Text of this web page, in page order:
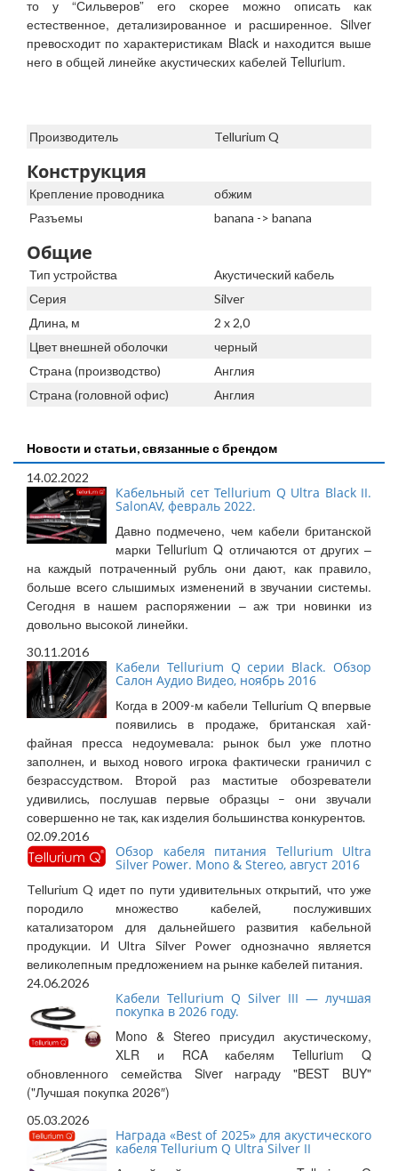
то у “Сильверов” его скорее можно описать как
естественное, детализированное и расширенное. Silver
превосходит по характеристикам Black и находится выше
него в общей линейке акустических кабелей Tellurium.
Производитель Tellurium Q
Конструкция
Крепление проводника
обжим
Разъемы
banana -> banana
Общие
Тип устройства
Акустический кабель
Серия
Silver
Длина, м
2 x 2,0
Цвет внешней оболочки
черный
Страна (производство)
Англия
Страна (головной офис)
Англия
Новости и статьи, связанные с брендом
14.02.2022
Кабельный сет Tellurium Q Ultra Black II.
SalonAV, февраль 2022.
Давно подмечено, чем кабели британской
марки Tellurium Q отличаются от других –
на каждый потраченный рубль они дают, как правило,
больше всего слышимых изменений в звучании системы.
Сегодня в нашем распоряжении – аж три новинки из
довольно высокой линейки.
30.11.2016
Кабели Tellurium Q серии Black. Обзор
Салон Аудио Видео, ноябрь 2016
Когда в 2009-м кабели Tellurium Q впервые
появились в продаже, британская хай-
файная пресса недоумевала: рынок был уже плотно
заполнен, и выход нового игрока фактически граничил с
безрассудством. Второй раз маститые обозреватели
удивились, послушав первые образцы – они звучали
совершенно не так, как изделия большинства конкурентов.
02.09.2016
Обзор кабеля питания Tellurium Ultra
Silver Power. Mono & Stereo, август 2016
Tellurium Q идет по пути удивительных открытий, что уже
породило множество кабелей, послуживших
катализатором для дальнейшего развития кабельной
продукции. И Ultra Silver Power однозначно является
великолепным предложением на рынке кабелей питания.
24.06.2026
Кабели Tellurium Q Silver III — лучшая
покупка в 2026 году.
Mono & Stereo присудил акустическому,
XLR и RCA кабелям Tellurium Q
обновленного семейства Siver награду "BEST BUY"
("Лучшая покупка 2026″)
05.03.2026
Награда «Best of 2025» для акустического
кабеля Tellurium Q Ultra Silver II